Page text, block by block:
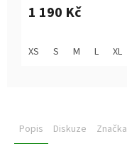
produktu
je
z
1 190 Kč
XS S M L XL
Popis Diskuze Značka